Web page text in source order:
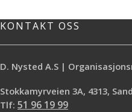
KONTAKT OSS
D. Nysted A.S |
Stokkamyrveien 3A, 4313,
Tlf: 51 96 19 99